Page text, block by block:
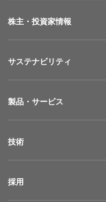
株主・投資家情報
サステナビリティ
製品・サービス
技術
採用